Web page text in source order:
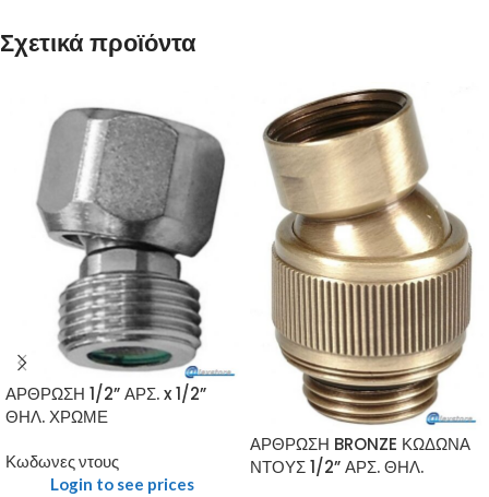
Σχετικά προϊόντα
ΑΡΘΡΩΣΗ 1/2” ΑΡΣ. x 1/2”
ΘΗΛ. ΧΡΩΜΕ
Κωδωνες ντους
Login to see prices
ΑΡΘΡΩΣΗ BRONZE ΚΩΔΩΝΑ
ΝΤΟΥΣ 1/2” ΑΡΣ. ΘΗΛ.